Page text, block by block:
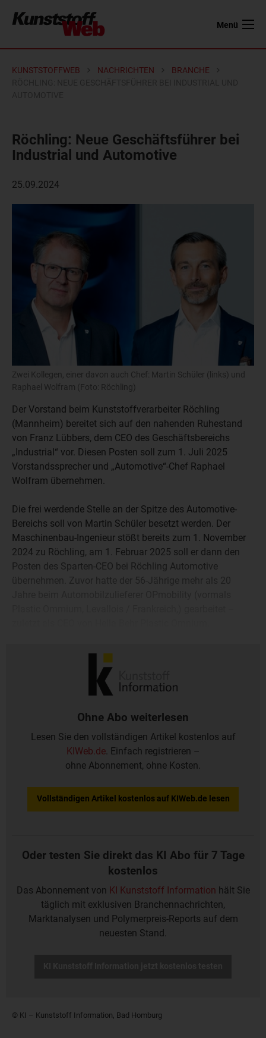
Menü
KUNSTSTOFFWEB NACHRICHTEN
BRANCHE
Röchling: Neue Geschäftsführer bei
Industrial und Automotive
25.09.2024
Zwei Kollegen, einer davon auch Chef: Martin Schüler (links) und
Raphael Wolfram (Foto: Röchling)
Der Vorstand beim Kunststoffverarbeiter Röchling
(Mannheim) bereitet sich auf den nahenden Ruhestand
von Franz Lübbers, dem CEO des Geschäftsbereichs
„Industrial“ vor. Diesen Posten soll zum 1. Juli 2025
Vorstandssprecher und „Automotive“-Chef Raphael
Wolfram übernehmen.
Die frei werdende Stelle an der Spitze des Automotive-
Bereichs soll von Martin Schüler besetzt werden. Der
Maschinenbau-Ingenieur stößt bereits zum 1. November
2024 zu Röchling, am 1. Februar 2025 soll er dann den
Posten des Sparten-CEO bei Röchling Automotive
übernehmen. Zuvor hatte der 56-Jährige mehr als 20
Ohne Abo weiterlesen
Lesen Sie den vollständigen Artikel kostenlos auf
KIWeb.de. Einfach registrieren –
ohne Abonnement, ohne Kosten.
Vollständigen Artikel kostenlos auf KIWeb.de lesen
Oder testen Sie direkt das KI Abo für 7 Tage
kostenlos
Das Abonnement von KI Kunststoff Information hält Sie
täglich mit exklusiven Branchennachrichten,
Marktanalysen und Polymerpreis-Reports auf dem
neuesten Stand.
© KI – Kunststoff Information, Bad Homburg